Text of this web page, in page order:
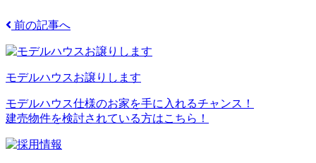
前の記事へ
モデルハウスお譲りします
モデルハウス仕様のお家を手に入れるチャンス！
建売物件を検討されている方はこちら！